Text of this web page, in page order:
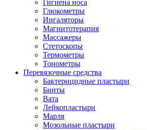
Гигиена носа
Глюкометры
Ингаляторы
Магнитотерапия
Массажеры
Стетоскопы
Термометры
Тонометры
Перевязочные средства
Бактерицидные пластыри
Бинты
Вата
Лейкопластыри
Марля
Мозольные пластыри